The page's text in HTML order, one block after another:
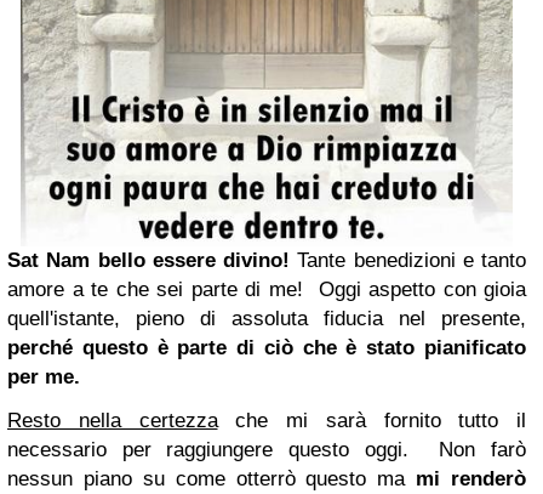
Sat Nam bello essere divino! Tante benedizioni e tanto
amore a te che sei parte di me!
Oggi aspetto con gioia
quell'istante, pieno di assoluta fiducia nel presente,
perché questo è parte di ciò che è stato pianificato
per me.
Resto nella certezzache mi sarà fornito tutto il
necessario per raggiungere questo oggi. Non farò
nessun piano su come otterrò questo mami renderò